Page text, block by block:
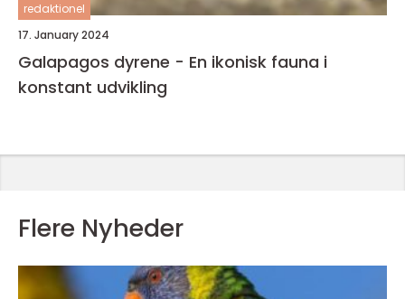
redaktionel
17. January 2024
Galapagos dyrene - En ikonisk fauna i
konstant udvikling
Flere Nyheder